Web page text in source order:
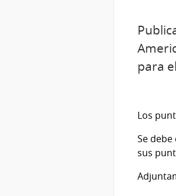
para
Los
Se
sus